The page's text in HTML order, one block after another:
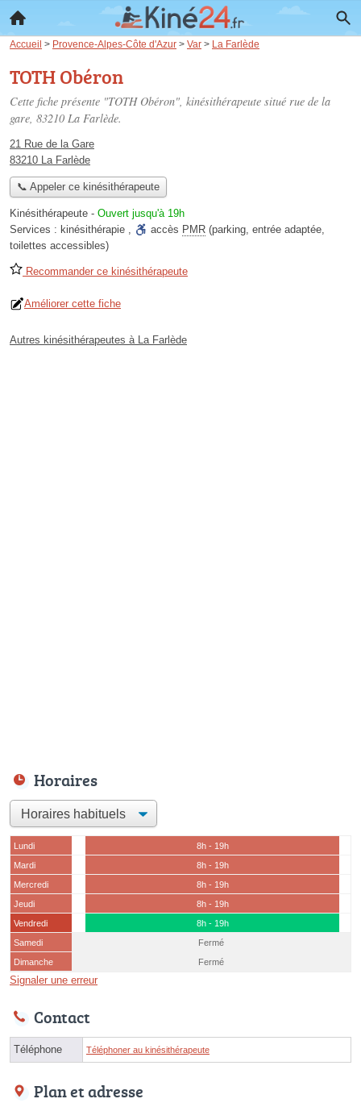
Accueil > Provence-Alpes-Côte d'Azur > Var > La Farlède
TOTH Obéron
Cette fiche présente "TOTH Obéron", kinésithérapeute situé rue de la
gare, 83210 La Farlède.
21 Rue de la Gare
83210 La Farlède
📞 Appeler ce kinésithérapeute
Kinésithérapeute - Ouvert jusqu'à 19h
Services : kinésithérapie , accès PMR (parking, entrée adaptée,
toilettes accessibles)
Recommander ce kinésithérapeute
Améliorer cette fiche
Autres kinésithérapeutes à La Farlède
Horaires
Lundi
8h - 19h
Mardi
8h - 19h
Mercredi
8h - 19h
Jeudi
8h - 19h
Vendredi
8h - 19h
Samedi
Fermé
Dimanche
Fermé
Signaler une erreur
Contact
Téléphone Téléphoner au kinésithérapeute
Plan et adresse